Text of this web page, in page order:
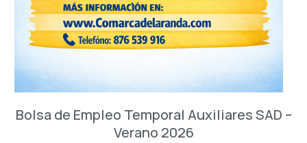
Bolsa de Empleo Temporal Auxiliares SAD –
Verano 2026